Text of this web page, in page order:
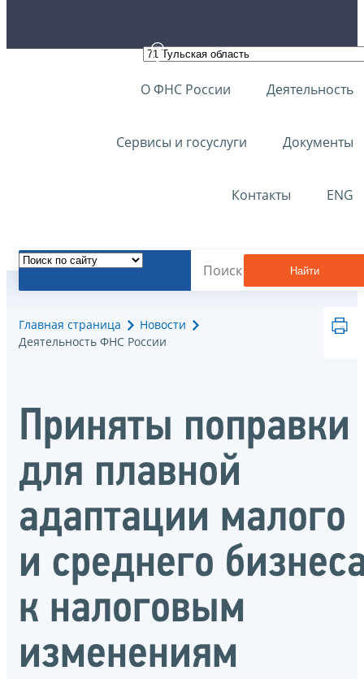
О ФНС России Деятельность
Сервисы и госуслуги Документы
Контакты ENG
Найти
Главная страница
Новости
Деятельность ФНС России
Приняты поправки
для плавной
адаптации малого
и среднего
к налоговым
изменениям